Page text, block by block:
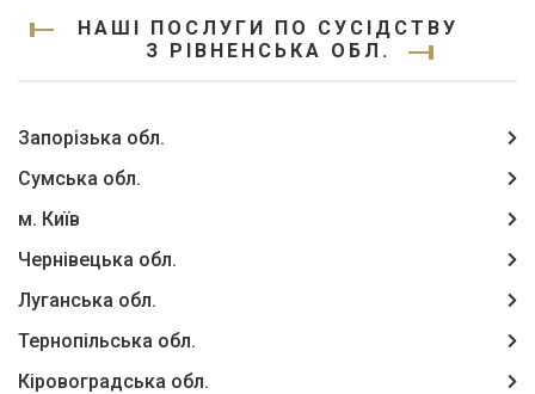
НАШІ ПОСЛУГИ ПО СУСІДСТВУ
З РІВНЕНСЬКА ОБЛ.
Запорізька обл.
Сумська обл.
м. Київ
Чернівецька обл.
Луганська обл.
Тернопільська обл.
Кіровоградська обл.